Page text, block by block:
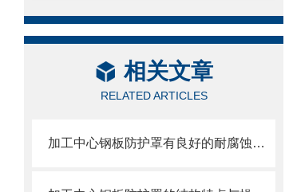
相关文章
RELATED ARTICLES
加工中心钢板防护罩有良好的耐腐蚀性，能在各种环境下长时间使用